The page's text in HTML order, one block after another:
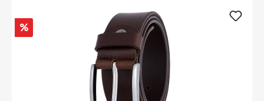
Rabatt
%